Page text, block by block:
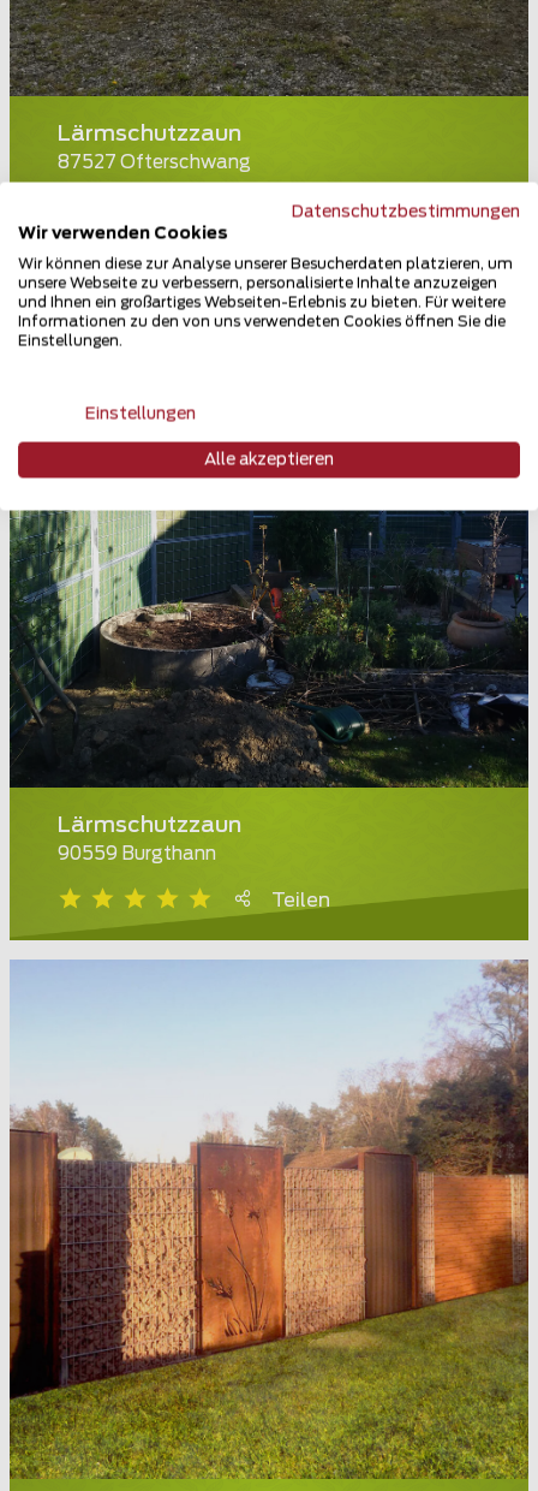
Lärmschutzzaun
87527 Ofterschwang
Teilen
Lärmschutzzaun
90559 Burgthann
Teilen
Datenschutzbestimmungen
Wir verwenden Cookies
Wir können diese zur Analyse unserer Besucherdaten platzieren, um
unsere Webseite zu verbessern, personalisierte Inhalte anzuzeigen
und Ihnen ein großartiges Webseiten-Erlebnis zu bieten. Für weitere
Informationen zu den von uns verwendeten Cookies öffnen Sie die
Einstellungen.
Einstellungen
Alle akzeptieren